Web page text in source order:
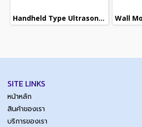
Handheld Type Ultrasonic Flow Meter : FKU2000H-TM-1+TS-2
SITE LINKS
หน้าหลัก
สินค้าของเรา
บริการของเรา